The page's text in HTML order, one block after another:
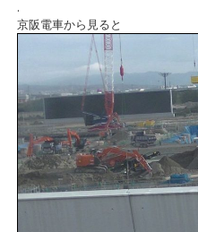
.
京阪電車から見ると